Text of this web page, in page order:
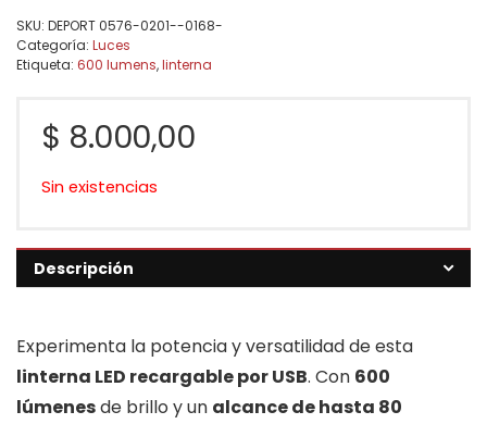
SKU: DEPORT 0576-0201--0168-
Categoría: Luces
Etiqueta: 600 lumens,linterna
$ 8.000,00
Sin existencias
Descripción
Experimenta la potencia y versatilidad de esta
linterna LED recargable por USB. Con 600
lúmenesde brillo y un alcance de hasta 80